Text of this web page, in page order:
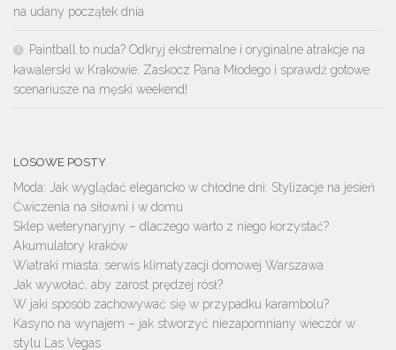
na udany początek dnia
Paintball to nuda? Odkryj ekstremalne i oryginalne atrakcje na
kawalerski w Krakowie. Zaskocz Pana Młodego i sprawdź gotowe
scenariusze na męski weekend!
LOSOWE POSTY
Moda: Jak wyglądać elegancko w chłodne dni: Stylizacje na jesień
Ćwiczenia na siłowni i w domu
Sklep weterynaryjny – dlaczego warto z niego korzystać?
Akumulatory kraków
Wiatraki miasta: serwis klimatyzacji domowej Warszawa
Jak wywołać, aby zarost prędzej rósł?
W jaki sposób zachowywać się w przypadku karambolu?
Kasyno na wynajem – jak stworzyć niezapomniany wieczór w
stylu Las Vegas